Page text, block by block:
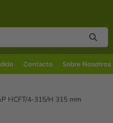
Contacto Sobre Nosotros
HCFT/4-315/H 315 mm